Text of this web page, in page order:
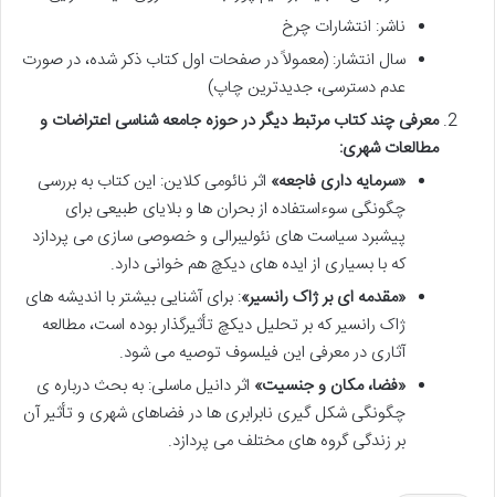
ناشر: انتشارات چرخ
سال انتشار: (معمولاً در صفحات اول کتاب ذکر شده، در صورت
عدم دسترسی، جدیدترین چاپ)
معرفی چند کتاب مرتبط دیگر در حوزه جامعه شناسی اعتراضات و
مطالعات شهری:
«سرمایه داری فاجعه» اثر نائومی کلاین: این کتاب به بررسی
چگونگی سوءاستفاده از بحران ها و بلایای طبیعی برای
پیشبرد سیاست های نئولیبرالی و خصوصی سازی می پردازد
که با بسیاری از ایده های دیکچ هم خوانی دارد.
«مقدمه ای بر ژاک رانسیر»: برای آشنایی بیشتر با اندیشه های
ژاک رانسیر که بر تحلیل دیکچ تأثیرگذار بوده است، مطالعه
آثاری در معرفی این فیلسوف توصیه می شود.
«فضا، مکان و جنسیت» اثر دانیل ماسلی: به بحث درباره ی
چگونگی شکل گیری نابرابری ها در فضاهای شهری و تأثیر آن
بر زندگی گروه های مختلف می پردازد.